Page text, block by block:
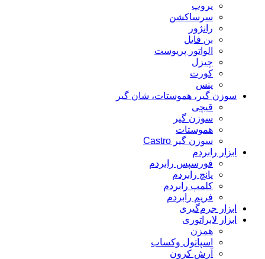
پروپ
سرساکشن
رانژور
بن فایل
الواتور پریوست
چیزل
کورت
پنس
سوزن گیر، هموستات، شان گیر
قیچی
سوزن گیر
هموستات
سوزن گیر Castro
ابزار رابردم
فورسپس رابردم
پانچ رابردم
کلمپ رابردم
فریم رابردم
ابزار جرم‌گیری
ابزار لابراتوری
همزن
اسپاتول وکساب
آرش کرون